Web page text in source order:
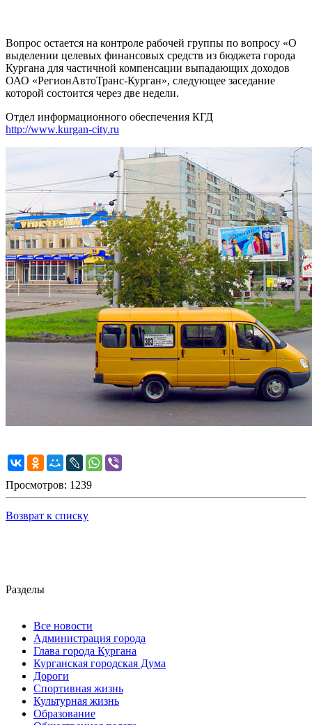
Вопрос остается на контроле рабочей группы по вопросу «О
выделении целевых финансовых средств из бюджета города
Кургана для частичной компенсации выпадающих доходов
ОАО «РегионАвтоТранс-Курган», следующее заседание
которой состоится через две недели.
Отдел информационного обеспечения КГД
http://www.kurgan-city.ru
Просмотров: 1239
Возврат к списку
Разделы
Все новости
Администрация города
Глава города Кургана
Курганская городская Дума
Дороги
Спортивная жизнь
Культурная жизнь
Образование